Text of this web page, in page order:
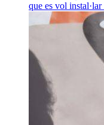
que es vol